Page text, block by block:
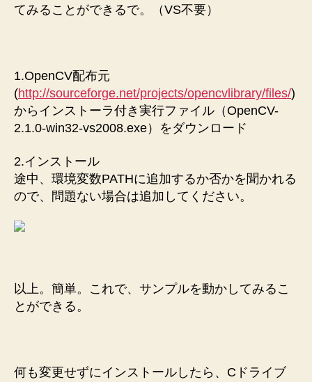
てみることができるで。（VS不要）
1.OpenCV配布元
(http://sourceforge.net/projects/opencvlibrary/files/)
からインストーラ付き実行ファイル（OpenCV-
2.1.0-win32-vs2008.exe）をダウンロード
2.インストール
途中、環境変数PATHに追加するか否かを聞かれる
ので、問題ない場合は追加してください。
以上。簡単。これで、サンプルを動かしてみるこ
とができる。
何も変更せずにインストールしたら、Cドライブ